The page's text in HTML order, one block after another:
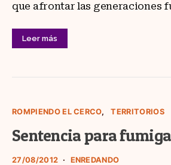
que afrontar las generaciones
Leer más
ROMPIENDO EL CERCO TERRITORIOS
Sentencia para
27/08/2012 ENREDANDO